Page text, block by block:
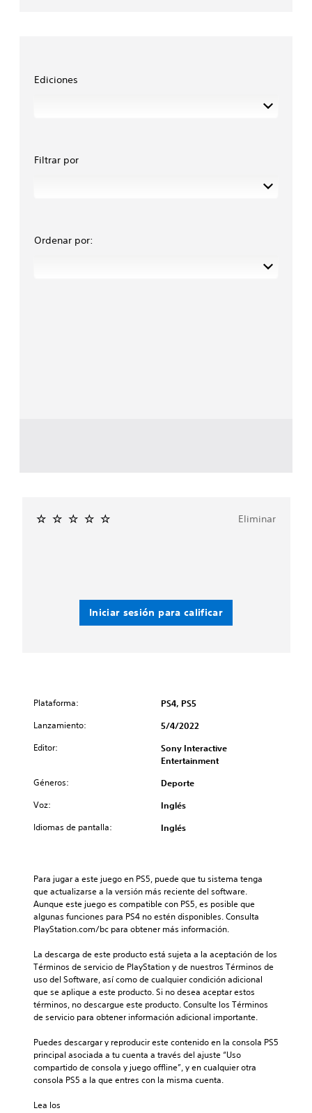
Ediciones
Filtrar por
Ordenar por:
Iniciar sesión para calificar
Eliminar
Plataforma: PS4, PS5
Lanzamiento: 5/4/2022
Editor:
Sony Interactive
Entertainment
Géneros: Deporte
Voz: Inglés
Idiomas de pantalla: Inglés
Para jugar a este juego en PS5, puede que tu sistema tenga
que actualizarse a la versión más reciente del software.
Aunque este juego es compatible con PS5, es posible que
algunas funciones para PS4 no estén disponibles. Consulta
PlayStation.com/bc para obtener más información.
La descarga de este producto está sujeta a la aceptación de los
Términos de servicio de PlayStation y de nuestros Términos de
uso del Software, así como de cualquier condición adicional
que se aplique a este producto. Si no desea aceptar estos
términos, no descargue este producto. Consulte los Términos
de servicio para obtener información adicional importante.
Puedes descargar y reproducir este contenido en la consola PS5
principal asociada a tu cuenta a través del ajuste “Uso
compartido de consola y juego offline”, y en cualquier otra
consola PS5 a la que entres con la misma cuenta.
Lea los